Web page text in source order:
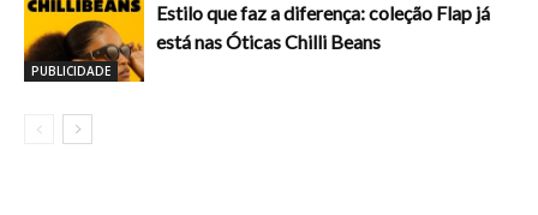
PUBLICIDADE
Estilo que faz a diferença: coleção Flap já
está nas Óticas Chilli Beans